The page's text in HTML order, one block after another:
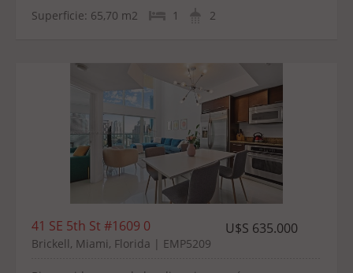
Superficie: 65,70 m2 1 2
41 SE 5th St #1609 0 U$S 635.000
Brickell, Miami, Florida | EMP5209